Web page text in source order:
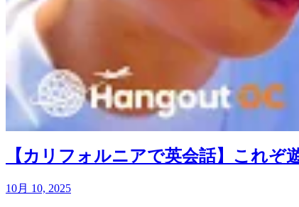
【カリフォルニアで英会話】これぞ
10月 10, 2025